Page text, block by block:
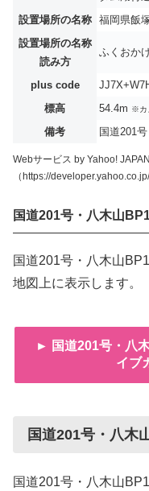
設置場所の名称
福岡県飯
設置場所の名称
読み方
ふくおか
plus code
標高
54.4m ※カ
備考 国道201
Webサービス by Yahoo! JAPAN
（https://
国道201号・八木山
国道201号・八木山
地図上に表示します。
► 国道201号・八
イブ
国道201号・八木
国道201号・八木山